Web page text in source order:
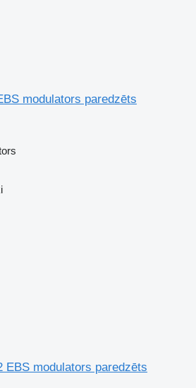
modulators paredzēts
EBS modulators paredzēts